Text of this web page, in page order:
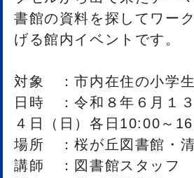
書館の資料を探してワー
げる館内イベントです。
対象 ：市内在住の小学
日時 ：令和８年６月１
４日（日）各日10:00～
場所 ：桜が丘図書館・
講師 ：図書館スタッフ